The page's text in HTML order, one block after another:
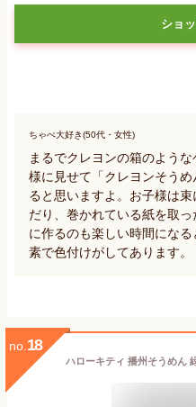
ショ
ちゃぺ大好き(50代・女性)
まるでクレヨンの箱のよう
様に見せて「クレヨンそう
ると思いますよ。お子様は
だり、巻かれている紙を取
に作るのも楽しい時間にな
素で色付けがしてあります。
no. 18